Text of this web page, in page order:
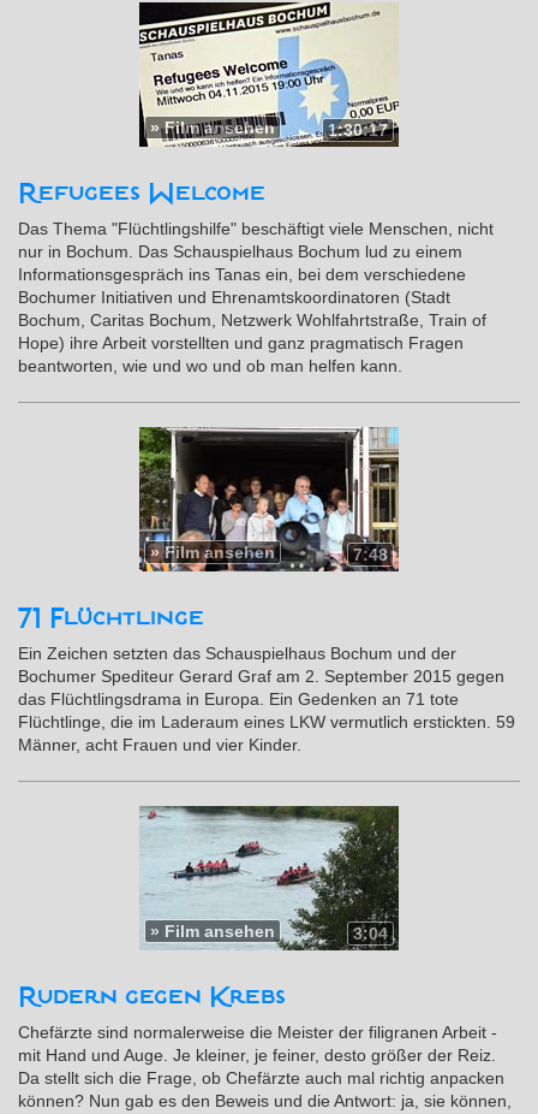
1:30:17
»Film ansehen
Refugees Welcome
Das Thema "Flüchtlingshilfe" beschäftigt viele Menschen, nicht
nur in Bochum. Das Schauspielhaus Bochum lud zu einem
Informationsgespräch ins Tanas ein, bei dem verschiedene
Bochumer Initiativen und Ehrenamtskoordinatoren (Stadt
Bochum, Caritas Bochum, Netzwerk Wohlfahrtstraße, Train of
Hope) ihre Arbeit vorstellten und ganz pragmatisch Fragen
beantworten, wie und wo und ob man helfen kann.
7:48
»Film ansehen
71 Flüchtlinge
Ein Zeichen setzten das Schauspielhaus Bochum und der
Bochumer Spediteur Gerard Graf am 2. September 2015 gegen
das Flüchtlingsdrama in Europa. Ein Gedenken an 71 tote
Flüchtlinge, die im Laderaum eines LKW vermutlich erstickten. 59
Männer, acht Frauen und vier Kinder.
3:04
» Film ansehen
Rudern gegen Krebs
Chefärzte sind normalerweise die Meister der filigranen Arbeit -
mit Hand und Auge. Je kleiner, je feiner, desto größer der Reiz.
Da stellt sich die Frage, ob Chefärzte auch mal richtig anpacken
können? Nun gab es den Beweis und die Antwort: ja, sie können,